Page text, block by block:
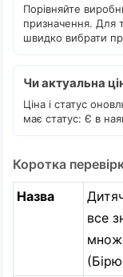
Порівняйте
призначення. Для
швидко вибрати
Чи актуальна
Ціна і статус
має статус: Є в
Коротка
Назва
все